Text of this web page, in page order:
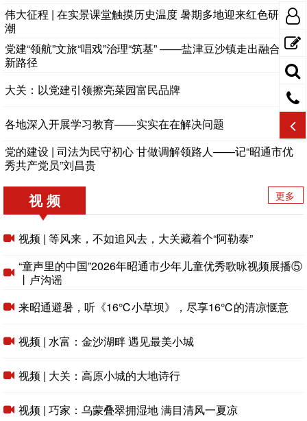
伟大征程 | 在实景课堂触摸历史温度 暑期多地迎来红色研学热
潮
党建“领航”文旅“唱戏”治理“筑基” ——盐津豆沙镇走出融合发展
新路径
大关：以党建引领擦亮菜园富民品牌
各地深入开展学习教育——实实在在解决问题
党的建设 | 司法为民守初心 甘做调解领路人——记“昭通市优
秀共产党员”刘昌贵
视 频 更多
视频 | 等风来，不如追风去，大关藏着个“阿勒泰”
“童声里的中国”2026年昭通市少年儿童优秀歌咏视频展播⑤
丨卢沟谣
来昭通避暑，听《16℃小草坝》，尽享16℃的清凉惬意
视频 | 水富：金沙湖畔 遇见最美小城
视频 | 大关：高原小城的大地诗行
视频 | 巧家：乌蒙叠翠拥湿地 满目清风一夏凉